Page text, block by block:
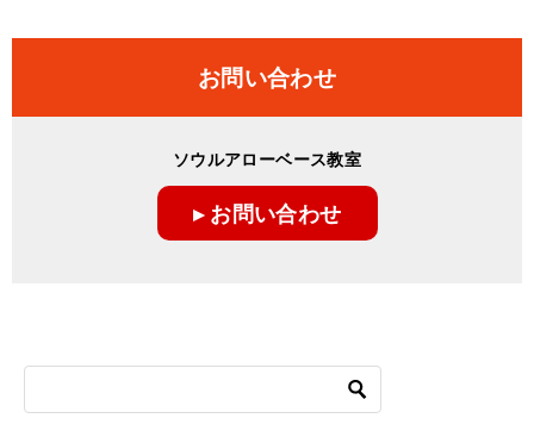
お問い合わせ
ソウルアローベース教室
▸ お問い合わせ